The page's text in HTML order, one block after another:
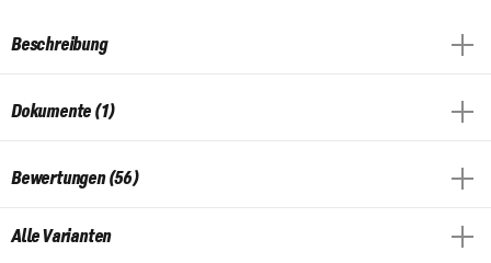
Beschreibung
Dokumente (1)
Bewertungen (56)
Alle Varianten